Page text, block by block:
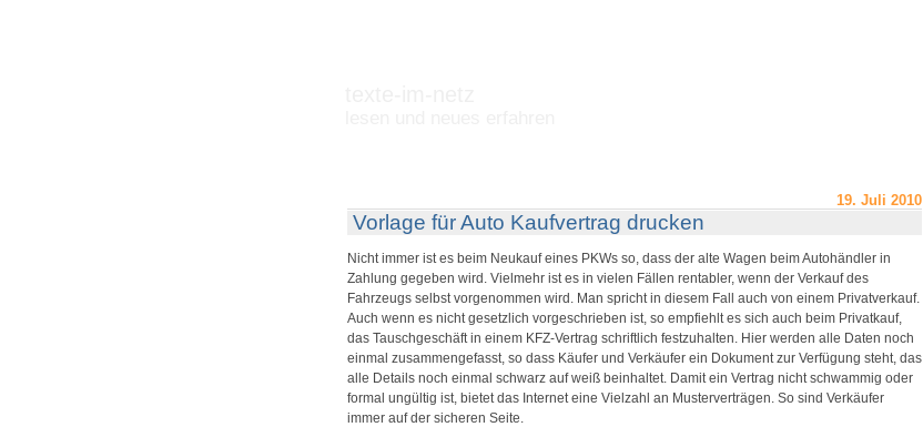
19. Juli 2010
Vorlage für Auto Kaufvertrag drucken
Nicht immer ist es beim Neukauf eines PKWs so, dass der alte Wagen beim Autohändler in
Zahlung gegeben wird. Vielmehr ist es in vielen Fällen rentabler, wenn der Verkauf des
Fahrzeugs selbst vorgenommen wird. Man spricht in diesem Fall auch von einem Privatverkauf.
Auch wenn es nicht gesetzlich vorgeschrieben ist, so empfiehlt es sich auch beim Privatkauf,
das Tauschgeschäft in einem KFZ-Vertrag schriftlich festzuhalten. Hier werden alle Daten noch
einmal zusammengefasst, so dass Käufer und Verkäufer ein Dokument zur Verfügung steht, das
alle Details noch einmal schwarz auf weiß beinhaltet. Damit ein Vertrag nicht schwammig oder
formal ungültig ist, bietet das Internet eine Vielzahl an Musterverträgen. So sind Verkäufer
immer auf der sicheren Seite.